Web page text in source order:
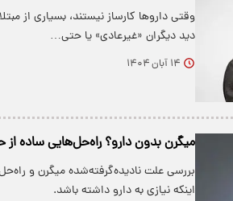
وقتی داروها کارساز نیستند، بسیاری از
دید دیگران «غیرعادی» یا حتی…
۱۴ آبان ۱۴۰۴
میگرن بدون دارو؟ راه‌حل‌هایی ساده
بررسی علت نادیده‌گرفته‌شده میگرن و
اینکه نیازی به دارو داشته باشد.